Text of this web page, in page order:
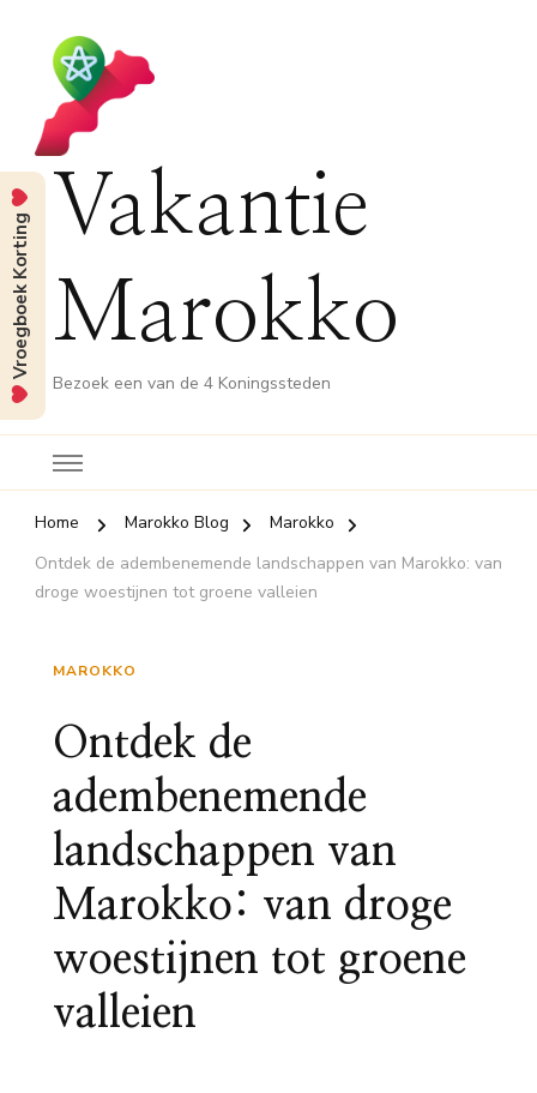
Vakantie
Marokko
Bezoek een van de 4 Koningssteden
Home Marokko Blog
Marokko
Ontdek de adembenemende landschappen van Marokko: van
droge woestijnen tot groene valleien
MAROKKO
Ontdek de
adembenemende
landschappen van
Marokko: van droge
woestijnen tot groene
valleien
Vroegboek Korting